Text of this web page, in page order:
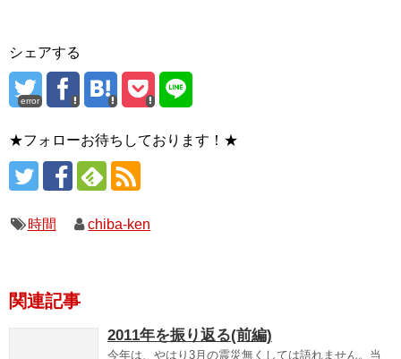
シェアする
error
★フォローお待ちしております！★
時間 chiba-ken
関連記事
2011年を振り返る(前編)
今年は、やはり3月の震災無くしては語れません。当